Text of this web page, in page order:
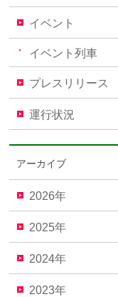
イベント
イベント列車
プレスリリース
運行状況
アーカイブ
2026年
2025年
2024年
2023年